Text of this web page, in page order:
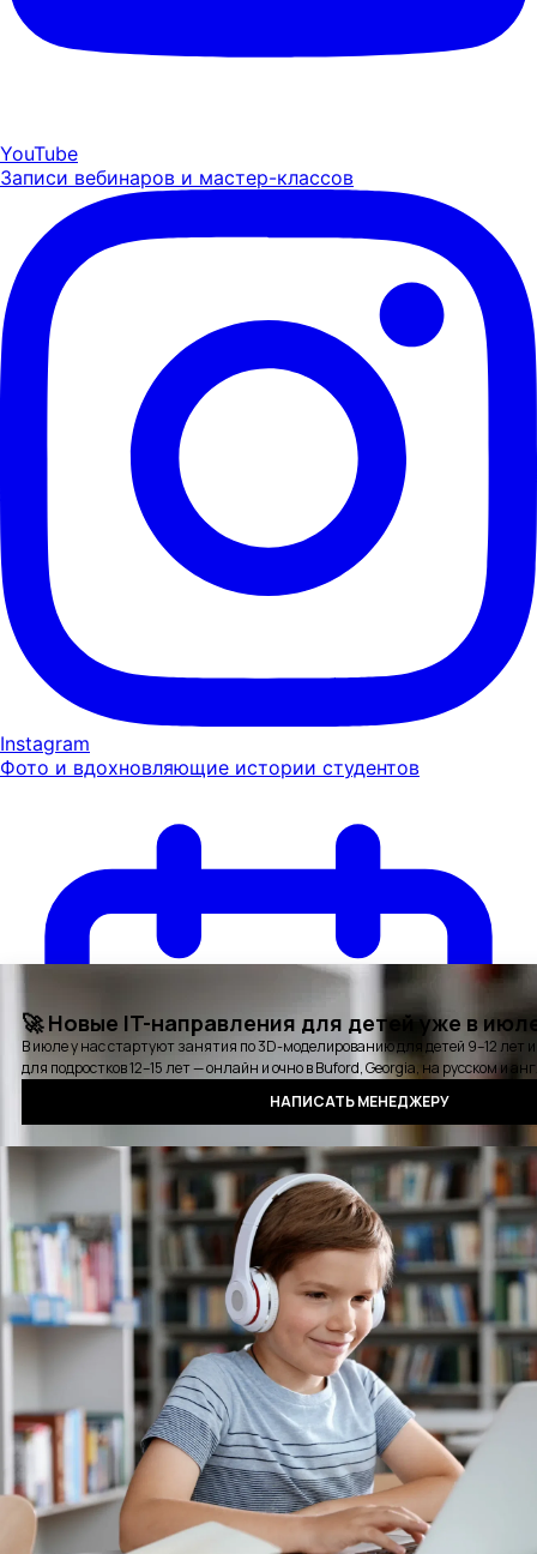
YouTube
Записи вебинаров и мастер-классов
Instagram
Фото и вдохновляющие истории студентов
Карьерная консультация
Выбрать удобное время для звонка
СтажировкиДетские курсыБлогСобытия
Отзывы Выпускники
КонтактыОплатаСертификатВопросы и ответы
Аудиокнига QAПолитика конфиденциальности
©2016 - 2025 PASV. All rights reserved.